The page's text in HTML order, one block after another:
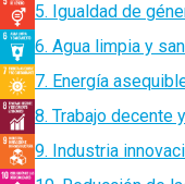
5. Igualdad de
6. Agua limpia y
7. Energía
8. Trabajo decente
9. Industria